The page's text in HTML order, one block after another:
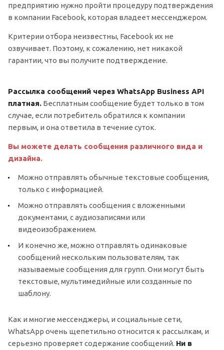
предприятию нужно пройти процедуру подтверждения
в компании Facebook, которая владеет мессенджером.
Критерии отбора неизвестны, Facebook их не
озвучивает. Поэтому, к сожалению, нет никакой
гарантии, что вы получите подтверждение.
Рассылка сообщений через WhatsApp Business API
платная. Бесплатным сообщение будет только в том
случае, если потребитель обратился к компании
первым, и она ответила в течение суток.
Вы можете делать сообщения различного вида и
дизайна.
Можно отправлять обычные текстовые сообщения,
только с информацией.
Можно отправлять сообщения с вложенными
документами, с аудиозаписями или
видеоизображением.
И конечно же, можно отправлять одинаковые
сообщений нескольким пользователям, так
называемые сообщения для групп. Они могут быть
текстовые, мультимедийные или созданные по
шаблону.
Как и многие мессенджеры, и социальные сети,
WhatsApp очень щепетильно относится к рассылкам, и
серьезно проверяет содержание сообщений. Ни в